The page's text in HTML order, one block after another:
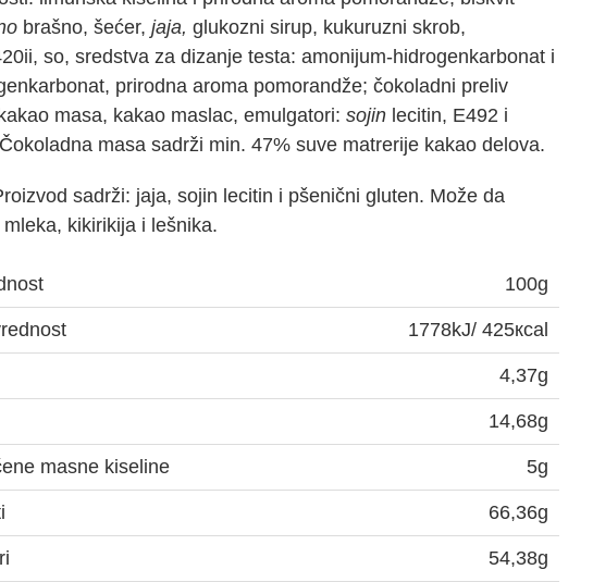
brašno, šećer,jaja,glukozni sirup, kukuruzni skrob,
so, sredstva za dizanje testa: amonijum-hidrogenkarbonat i
prirodna aroma pomorandže; čokoladni preliv
masa, kakao maslac, emulgatori:sojin lecitin, E492 i
masa sadrži min. 47% suve matrerije kakao delova.
sadrži: jaja, sojin lecitin i pšenični gluten. Može da
kikirikija i lešnika.
100g
1778kJ/ 425кcal
4,37g
14,68g
masne kiseline 5g
66,36g
54,38g